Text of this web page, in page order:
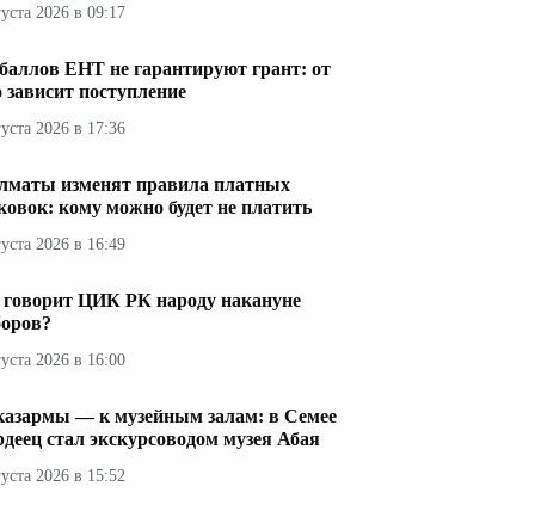
2026 в 09:17
ЕНТ не гарантируют грант: от
зависит поступление
2026 в 17:36
изменят правила платных
кому можно будет не платить
2026 в 16:49
ЦИК РК народу накануне
2026 в 16:00
— к музейным залам: в Семее
стал экскурсоводом музея Абая
2026 в 15:52